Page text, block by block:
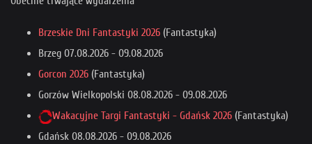
Brzeskie Dni Fantastyki 2026 (Fantastyka)
Brzeg 07.08.2026 - 09.08.2026
Gorcon 2026 (Fantastyka)
Gorzów Wielkopolski 08.08.2026 - 09.08.2026
Wakacyjne Targi Fantastyki - Gdańsk 2026 (Fantastyka)
Gdańsk 08.08.2026 - 09.08.2026